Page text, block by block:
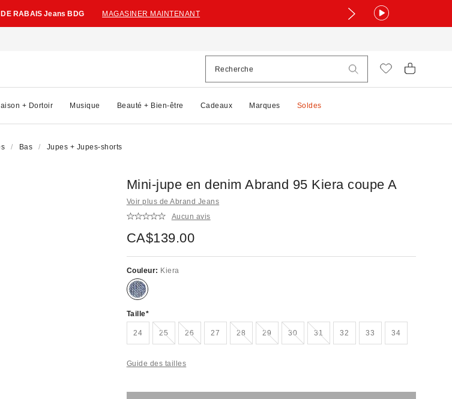
RABAIS Jeans BDG MAGASINER MAINTENANT
+ Dortoir Musique Beauté + Bien-être Cadeaux Marques Soldes
Bas Jupes + Jupes-shorts
Mini-jupe en denim Abrand 95 Kiera coupe A
Voir plus de Abrand Jeans
Aucun avis
CA$139.00
Couleur: Kiera
Taille
24 25Épuisé26Épuisé27 28Épuisé29Épuisé30Épuisé31Épuisé32 33 34
Guide des tailles